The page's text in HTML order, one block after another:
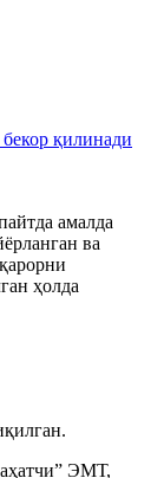
қилинади
амалда
ва
ҳолда
ЭМТ,